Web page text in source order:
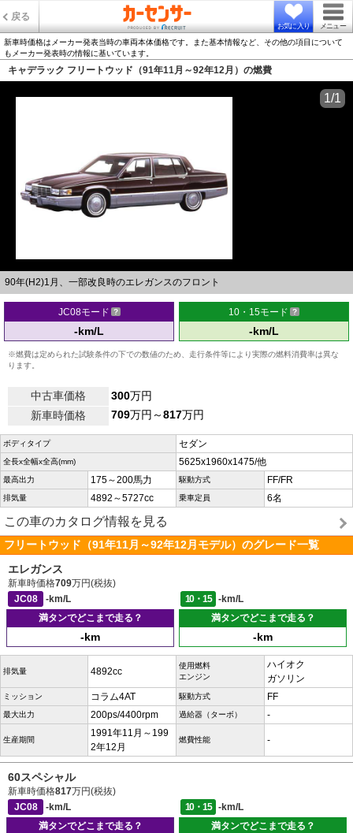
戻る
お気に入り メニュー
新車時価格はメーカー発表当時の車両本体価格です。また基本情報など、その他の項目について
もメーカー発表時の情報に基いています。
キャデラック フリートウッド（91年11月～92年12月）の燃費
90年(H2)1月、一部改良時のエレガンスのフロント
1/1
JC08モード
-km/L
10・15モード
-km/L
※燃費は定められた試験条件の下での数値のため、走行条件等により実際の燃料消費率は異な
ります。
中古車価格 300万円
新車時価格
709万円～817万円
ボディタイプ セダン
全長x全幅x全高(mm) 5625x1960x1475/他
最高出力 175～200馬力 駆動方式 FF/FR
排気量 4892～5727cc 乗車定員 6名
この車のカタログ情報を見る
フリートウッド（91年11月～92年12月モデル）のグレード一覧
エレガンス
新車時価格709万円(税抜)
JC08
-km/L 10・15
-km/L
満タンでどこまで走る？
-km
満タンでどこまで走る？
-km
排気量 4892cc
使用燃料
エンジン
ハイオク
ガソリン
ミッション コラム4AT 駆動方式 FF
最大出力 200ps/4400rpm 過給器（ターボ） -
生産期間
1991年11月～199
2年12月
燃費性能 -
60スペシャル
新車時価格817万円(税抜)
JC08
-km/L 10・15
-km/L
満タンでどこまで走る？
満タンでどこまで走る？